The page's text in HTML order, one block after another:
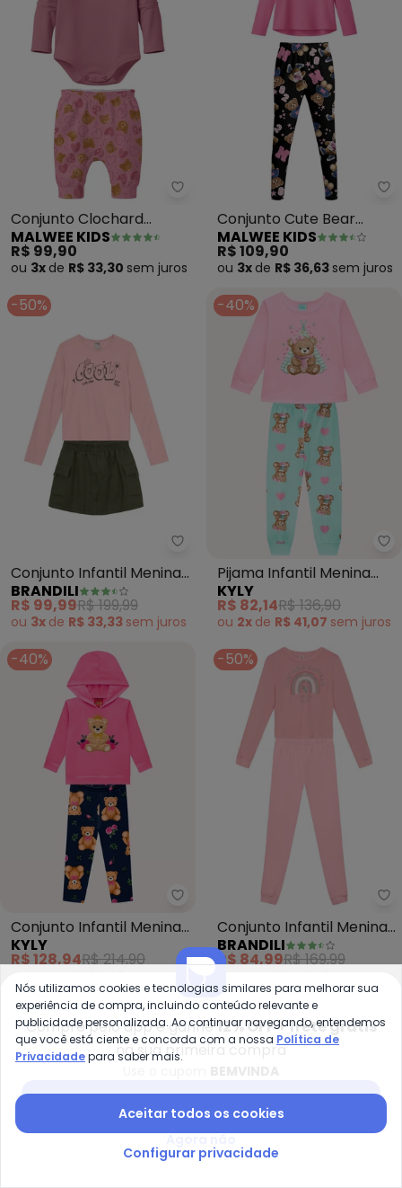
Malwee Kids - Conjunto
Conjunto Clochard
Cerejas de Ursinhos
(Rosê)
MALWEE KIDS
R$ 99,90
ou 3x de R$ 33,30 sem juros
Conjunto Cute Bear
(Rosa)
MALWEE KIDS
R$ 109,90
ou 3x de R$ 36,63 sem juros
-50%
Brandili - Conjunto Infantil
Conjunto Infantil Menina
(Rosa)
BRANDILI
R$ 99,99R$ 199,99
ou 3x de R$ 33,33 sem juros
-40%
Pijama Infantil Menina
Ursinho (Rosa)
KYLY
R$ 82,14R$ 136,90
ou 2x de R$ 41,07 sem juros
-40%
Kyly - Conjunto Infantil Menina
Conjunto Infantil Menina
com Pelinhos (Rosa)
KYLY
R$ 128,94R$ 214,90
-50%
Conjunto Infantil Menina
de Arco-Íris(Rosa)
BRANDILI
R$ 84,99R$ 169,99
-30% -40%
Compre pelo app e ganhe12% OFF + frete grátis
na sua primeira compra
Nós utilizamos cookies e tecnologias similares para melhorar sua
experiência de compra, incluindo conteúdo relevante e
publicidade personalizada. Ao continuar navegando, entendemos
que você está ciente e concorda com a nossa Política de
Privacidadepara saber mais.
Aceitar todos os cookies
Configurar privacidade